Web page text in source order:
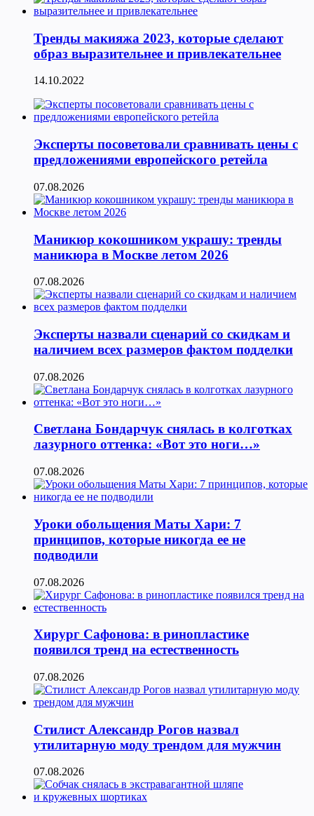
Тренды макияжа 2023, которые сделают
образ выразительнее и привлекательнее
14.10.2022
Эксперты посоветовали сравнивать цены с
предложениями европейского ретейла
07.08.2026
Маникюр кокошником украшу: тренды
маникюра в Москве летом 2026
07.08.2026
Эксперты назвали сценарий со скидкам и
наличием всех размеров фактом подделки
07.08.2026
Светлана Бондарчук снялась в колготках
лазурного оттенка: «Вот это ноги…»
07.08.2026
Уроки обольщения Маты Хари: 7
принципов, которые никогда ее не
подводили
07.08.2026
Хирург Сафонова: в ринопластике
появился тренд на естественность
07.08.2026
Стилист Александр Рогов назвал
утилитарную моду трендом для мужчин
07.08.2026